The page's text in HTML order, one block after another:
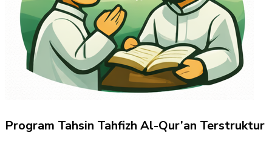
Program Tahsin Tahfizh Al-Qur’an Terstruktur